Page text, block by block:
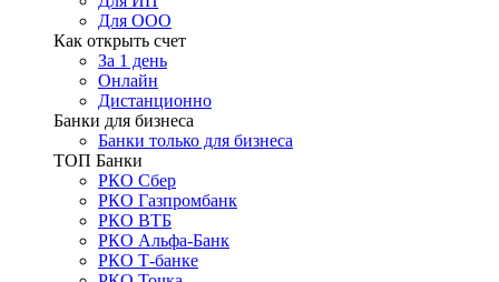
Для ООО
Как открыть счет
За 1 день
Онлайн
Дистанционно
Банки для бизнеса
Банки только для бизнеса
ТОП Банки
РКО Сбер
РКО Газпромбанк
РКО ВТБ
РКО Альфа-Банк
РКО Т-банке